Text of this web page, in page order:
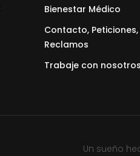
Bienestar Médico
Contacto,
Reclamos
Trabaje con nosotros
Un sueño